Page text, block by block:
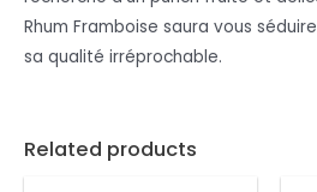
Rhum Framboise saura vous
sa qualité irréprochable.
Related products